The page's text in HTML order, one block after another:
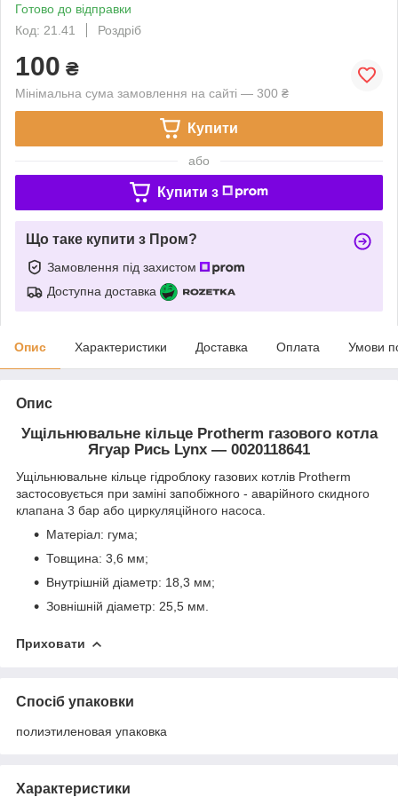
Готово до відправки
Код: 21.41
Роздріб
100 ₴
Мінімальна сума замовлення на сайті — 300 ₴
Купити
або
Купити з
Що таке купити з Пром?
Замовлення під захистом
Доступна доставка
Опис Характеристики Доставка Оплата Умови
Опис
Ущільнювальне кільце Protherm газового котла
Ягуар Рись Lynx ― 0020118641
Ущільнювальне кільце гідроблоку газових котлів Protherm
застосовується при заміні запобіжного - аварійного скидного
клапана 3 бар або циркуляційного насоса
Матеріал: гума;
Товщина: 3,6 мм;
Внутрішній діаметр: 18,3 мм;
Зовнішній діаметр: 25,5 мм.
Приховати
Спосіб упаковки
полиэтиленовая упаковка
Характеристики